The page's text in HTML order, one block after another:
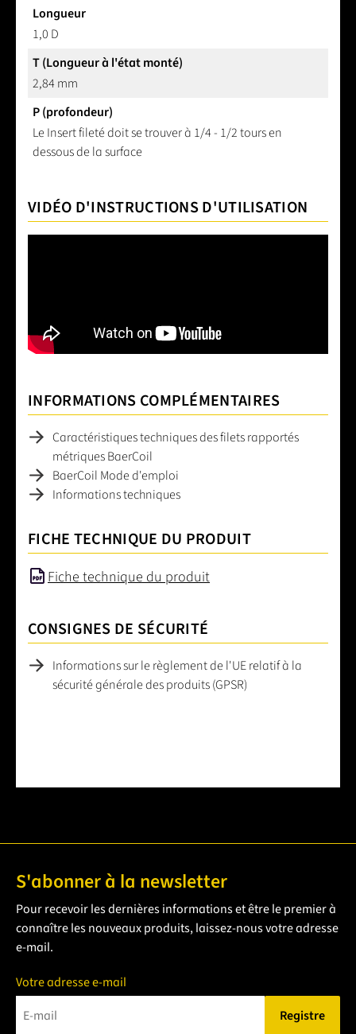
Longueur
1,0 D
T (Longueur à l'état monté)
2,84 mm
P (profondeur)
Le Insert fileté doit se trouver à 1/4 - 1/2 tours en
dessous de la surface
VIDÉO D'INSTRUCTIONS D'UTILISATION
INFORMATIONS COMPLÉMENTAIRES
Caractéristiques techniques des filets rapportés
métriques BaerCoil
BaerCoil Mode d'emploi
Informations techniques
FICHE TECHNIQUE DU PRODUIT
Fiche technique du produit
CONSIGNES DE SÉCURITÉ
Informations sur le règlement de l'UE relatif à la
sécurité générale des produits (GPSR)
S'abonner à la newsletter
Pour recevoir les dernières informations et être le premier à
connaître les nouveaux produits, laissez-nous votre adresse
e-mail.
Votre adresse e-mail
Registre